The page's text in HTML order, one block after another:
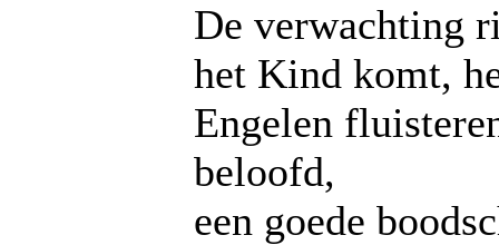
De verwachting
het Kind komt,
Engelen
beloofd,
een goede